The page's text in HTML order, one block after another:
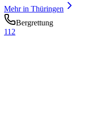
Mehr in Thüringen
Bergrettung
112